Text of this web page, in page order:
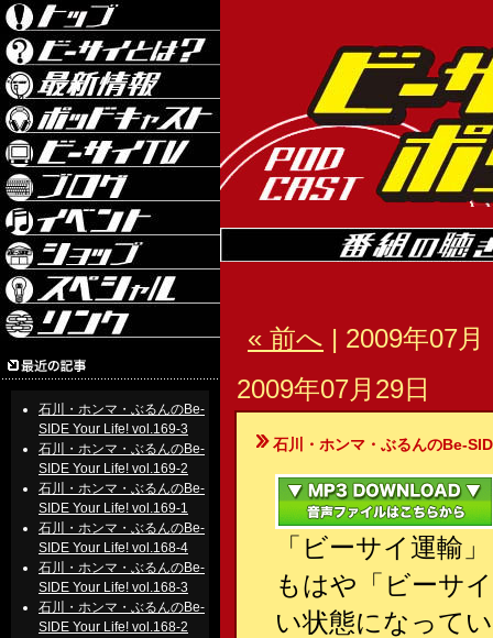
石川・ホンマ・ぶるんのBe-
SIDE Your Life! vol.169-3
石川・ホンマ・ぶるんのBe-
SIDE Your Life! vol.169-2
石川・ホンマ・ぶるんのBe-
SIDE Your Life! vol.169-1
石川・ホンマ・ぶるんのBe-
SIDE Your Life! vol.168-4
石川・ホンマ・ぶるんのBe-
SIDE Your Life! vol.168-3
石川・ホンマ・ぶるんのBe-
SIDE Your Life! vol.168-2
« 前へ | 2009年07
2009年07月29日
石川・ホンマ・ぶるんのBe-
「ビーサイ運輸
もはや「ビーサ
い状態になって